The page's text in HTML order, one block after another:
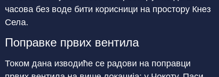
часова без воде бити корисници на простору Кнез
Села.
Поправке првих вентила
Током дана изводиће се радови на поправци